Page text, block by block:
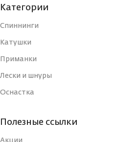
Категории
Спиннинги
Катушки
Приманки
Лески и шнуры
Оснастка
Полезные ссылки
Акции